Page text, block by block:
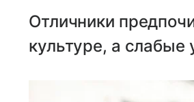
Отличники
культуре, а